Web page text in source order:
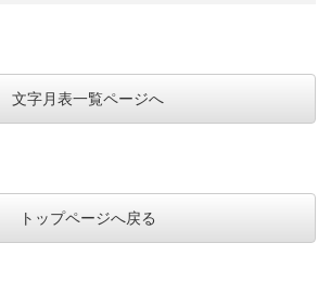
文字月表一覧ページへ
トップページへ戻る